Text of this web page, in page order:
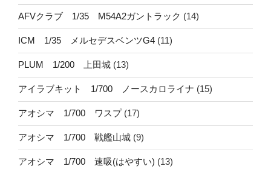
AFVクラブ 1/35 M54A2ガントラック (14)
ICM 1/35 メルセデスベンツG4 (11)
PLUM 1/200 上田城 (13)
アイラブキット 1/700 ノースカロライナ (15)
アオシマ 1/700 ワスプ(17)
アオシマ 1/700 戦艦山城 (9)
アオシマ 1/700 速吸(はやすい) (13)